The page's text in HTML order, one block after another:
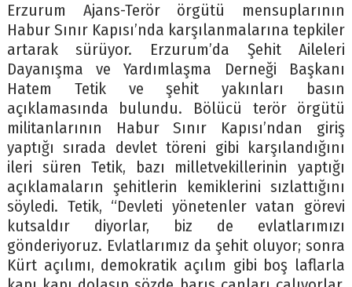
Erzurum Ajans-Terör örgütü mensuplarının
Habur Sınır Kapısı’nda karşılanmalarına tepkiler
artarak sürüyor. Erzurum’da Şehit Aileleri
Dayanışma ve Yardımlaşma Derneği Başkanı
Hatem Tetik ve şehit yakınları basın
açıklamasında bulundu. Bölücü terör örgütü
militanlarının Habur Sınır Kapısı’ndan giriş
yaptığı sırada devlet töreni gibi karşılandığını
ileri süren Tetik, bazı milletvekillerinin yaptığı
açıklamaların şehitlerin kemiklerini sızlattığını
söyledi. Tetik, “Devleti yönetenler vatan görevi
kutsaldır diyorlar, biz de evlatlarımızı
gönderiyoruz. Evlatlarımız da şehit oluyor; sonra
Kürt açılımı, demokratik açılım gibi boş laflarla